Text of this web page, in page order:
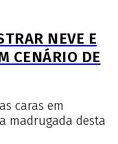
NEVE E
CENÁRIO DE
caras em
madrugada desta